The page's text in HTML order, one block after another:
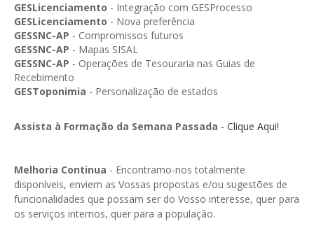
GESSNC-AP
GESSNC-AP Reg. Completo
GESPopulação
GESProcesso
GESToponímia
GESVencimento
GESLicenciamento - Integração com GESProcesso
GESLicenciamento - Nova preferência
GESSNC-AP - Compromissos futuros
GESSNC-AP - Mapas SISAL
GESSNC-AP - Operações de Tesouraria nas Guias de
Recebimento
GESToponimia - Personalização de estados
Assista à Formação da Semana Passada - Clique Aqui!
Melhoria Continua - Encontramo-nos totalmente
disponíveis, enviem as Vossas propostas e/ou sugestões de
funcionalidades que possam ser do Vosso interesse, quer para
os serviços internos, quer para a população.